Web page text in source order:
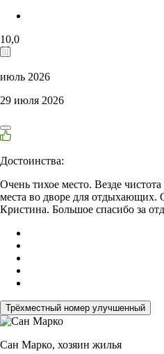
10,0
июль 2026
29 июля 2026
Достоинства:
Очень тихое место. Везде
места во дворе для отдыхающих.
Кристина. Большое спасибо за
Трёхместный номер улучшенный
Сан Марко, хозяин жилья